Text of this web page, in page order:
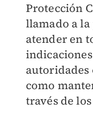
Protección
llamado a
atender en
indicaciones
autoridades
como
través de los